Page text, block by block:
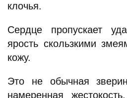
клочья.
Сердце пропускает
ярость скользкими
кожу.
Это не обычная
намеренная